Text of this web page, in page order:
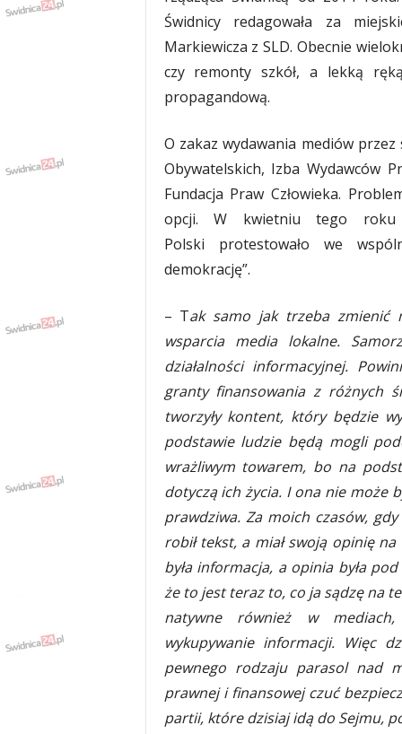
Świdnicy redagowała za
Markiewicza z SLD. Obecnie
czy remonty szkół, a lekką
propagandową.
O zakaz wydawania mediów
Obywatelskich, Izba Wydawców
Fundacja Praw Człowieka.
opcji. W kwietniu tego roku
Polski protestowało we
demokrację”.
– Tak samo jak trzeba zmienić
wsparcia media lokalne.
działalności informacyjnej.
granty finansowania z różnych
tworzyły kontent, który będzie
podstawie ludzie będą mogli
wrażliwym towarem, bo na
dotyczą ich życia. I ona nie może
prawdziwa. Za moich czasów,
robił tekst, a miał swoją opinię
była informacja, a opinia była
że to jest teraz to, co ja sądzę na
natywne również w
wykupywanie informacji. Więc
pewnego rodzaju parasol nad
prawnej i finansowej czuć
partii, które dzisiaj idą do Sejmu,